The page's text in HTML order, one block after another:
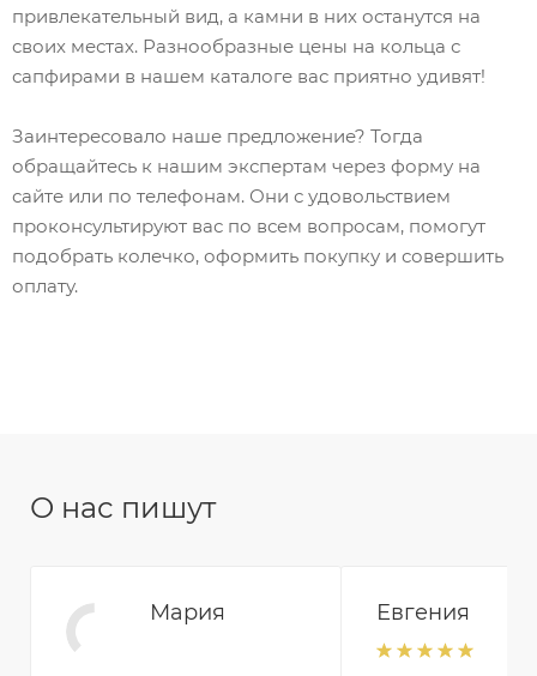
привлекательный вид, а камни в них останутся на
своих местах. Разнообразные цены на кольца с
сапфирами в нашем каталоге вас приятно удивят!
Заинтересовало наше предложение? Тогда
обращайтесь к нашим экспертам через форму на
сайте или по телефонам. Они с удовольствием
проконсультируют вас по всем вопросам, помогут
подобрать колечко, оформить покупку и совершить
оплату.
О нас пишут
Мария Евгения